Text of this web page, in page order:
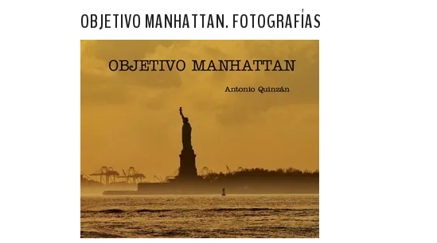
OBJETIVO MANHATTAN. FOTOGRAFÍAS